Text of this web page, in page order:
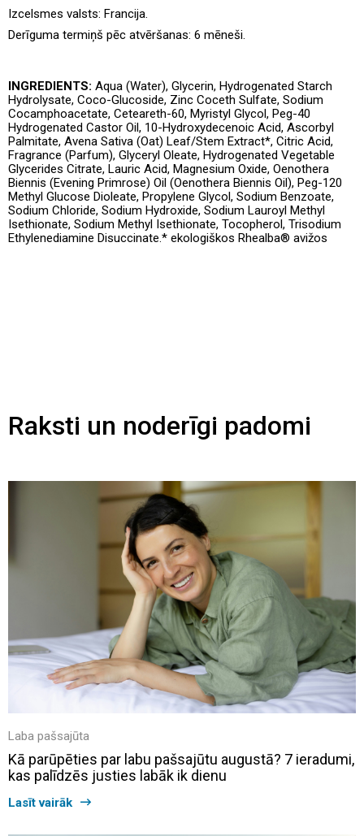
Izcelsmes valsts: Francija.
Derīguma termiņš pēc atvēršanas: 6 mēneši.
INGREDIENTS: Aqua (Water), Glycerin, Hydrogenated Starch
Hydrolysate, Coco-Glucoside, Zinc Coceth Sulfate, Sodium
Cocamphoacetate, Ceteareth-60, Myristyl Glycol, Peg-40
Hydrogenated Castor Oil, 10-Hydroxydecenoic Acid, Ascorbyl
Palmitate, Avena Sativa (Oat) Leaf/Stem Extract*, Citric Acid,
Fragrance (Parfum), Glyceryl Oleate, Hydrogenated Vegetable
Glycerides Citrate, Lauric Acid, Magnesium Oxide, Oenothera
Biennis (Evening Primrose) Oil (Oenothera Biennis Oil), Peg-120
Methyl Glucose Dioleate, Propylene Glycol, Sodium Benzoate,
Sodium Chloride, Sodium Hydroxide, Sodium Lauroyl Methyl
Isethionate, Sodium Methyl Isethionate, Tocopherol, Trisodium
Ethylenediamine Disuccinate.* ekologiškos Rhealba® avižos
Raksti un noderīgi padomi
Laba pašsajūta
Kā parūpēties par labu pašsajūtu augustā? 7 ieradumi,
kas palīdzēs justies labāk ik dienu
Lasīt vairāk